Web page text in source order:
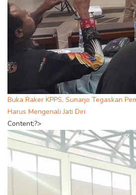
Buka Raker KPPS, Sunarjo Tegaskan
Harus Mengenali Jati Diri
Content;?>